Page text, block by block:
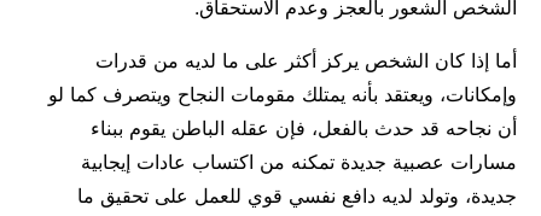
الشخص الشعور بالعجز وعدم الاستحقاق.
أما إذا كان الشخص يركز أكثر على ما لديه من قدرات
وإمكانات، ويعتقد بأنه يمتلك مقومات النجاح ويتصرف كما لو
أن نجاحه قد حدث بالفعل، فإن عقله الباطن يقوم ببناء
مسارات عصبية جديدة تمكنه من اكتساب عادات إيجابية
جديدة، وتولد لديه دافع نفسي قوي للعمل على تحقيق ما